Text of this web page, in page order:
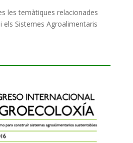
les temàtiques relacionades
els Sistemes Agroalimentaris